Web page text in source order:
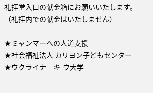
礼拝堂入口の献金箱にお願いいたします。
（礼拝内での献金はいたしません）
★ミャンマーへの人道支援
★社会福祉法人 カリヨン子どもセンター
★ウクライナ キ-ウ大学